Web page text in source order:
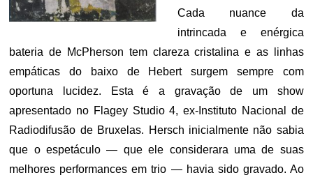
Cada nuance da
intrincada e enérgica
bateria de McPherson tem clareza cristalina e as linhas
empáticas do baixo de Hebert surgem sempre com
oportuna lucidez. Esta é a gravação de um show
apresentado no Flagey Studio 4, ex-Instituto Nacional de
Radiodifusão de Bruxelas. Hersch inicialmente não sabia
que o espetáculo — que ele considerara uma de suas
melhores performances em trio — havia sido gravado. Ao